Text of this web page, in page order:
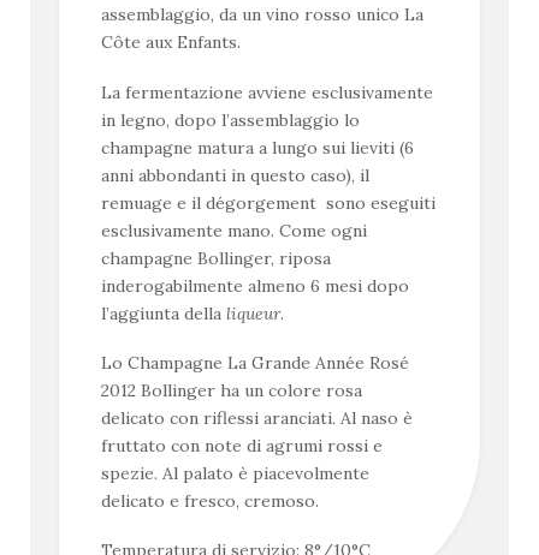
assemblaggio, da un vino rosso unico La
Côte aux Enfants.
La fermentazione avviene esclusivamente
in legno, dopo l’assemblaggio lo
champagne matura a lungo sui lieviti (6
anni abbondanti in questo caso), il
remuage e il dégorgement sono eseguiti
esclusivamente mano. Come ogni
champagne Bollinger, riposa
inderogabilmente almeno 6 mesi dopo
l’aggiunta della liqueur.
Lo Champagne La Grande Année Rosé
2012 Bollinger ha un colore rosa
delicatocon riflessi aranciati. Al naso è
fruttato con note di agrumi rossi e
spezie. Al palato è piacevolmente
delicato e fresco, cremoso.
Temperatura di servizio: 8°/10°C